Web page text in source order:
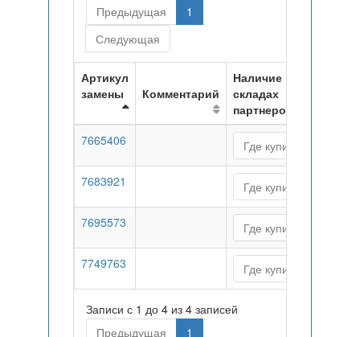
Предыдущая
1
Следующая
Артикул
замены
Комментарий
Наличие на
складах
партнеров
7665406
Где купить
7683921 Где купить
7695573 Где купить
7749763 Где купить
Записи с 1 до 4 из 4 записей
Предыдущая
1